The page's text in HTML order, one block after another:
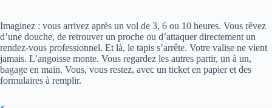
Imaginez : vous arrivez après un vol de 3, 6 ou 10 heures. Vous rêvez
d’une douche, de retrouver un proche ou d’attaquer directement un
rendez-vous professionnel. Et là, le tapis s’arrête. Votre valise ne vient
jamais. L’angoisse monte. Vous regardez les autres partir, un à un,
bagage en main. Vous, vous restez, avec un ticket en papier et des
formulaires à remplir.